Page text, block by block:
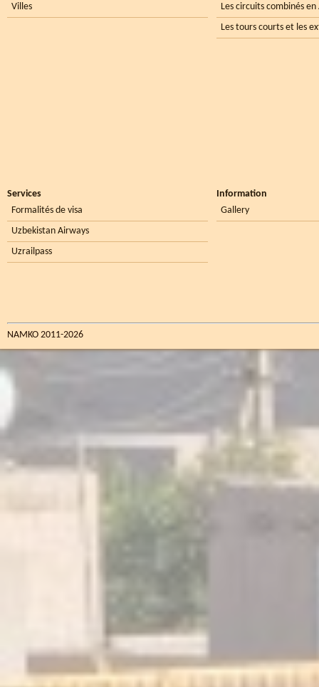
Villes
Les circuits combinés
Les tours courts et les
Services
Formalités de visa
Uzbekistan Airways
Uzrailpass
Information
Gallery
NAMKO 2011-2026